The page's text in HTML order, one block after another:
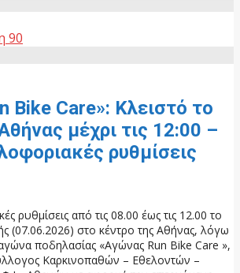
Bike Care»: Κλειστό το
μέχρι τις 12:00 –
ρυθμίσεις
ρυθμίσεις από τις 08.00 έως τις 12.00 το
(07.06.2026) στο κέντρο της Αθήνας, λόγω
ποδηλασίας «Αγώνας Run Bike Care »,
Καρκινοπαθών – Εθελοντών –